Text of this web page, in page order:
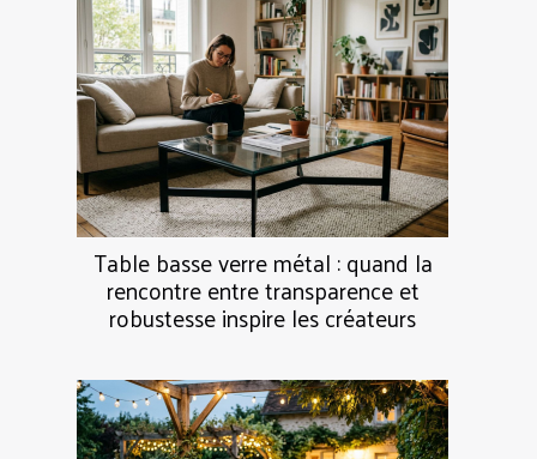
Table basse verre métal : quand la
rencontre entre transparence et
robustesse inspire les créateurs